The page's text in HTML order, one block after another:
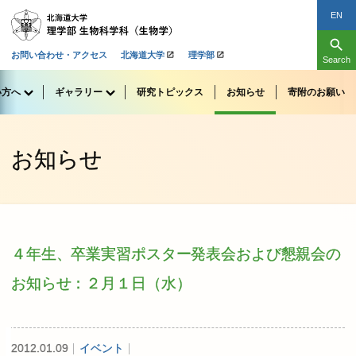
お問い合わせ・アクセス 北海道大学 理学部
EN
search
Search
方へ ギャラリー 研究 トピックス お知らせ 寄附のお願い
お知らせ
４年生、卒業実習ポスター発表会および懇親会の
お知らせ： ２ 月 １ 日 （水）
2012.01.09 イベント